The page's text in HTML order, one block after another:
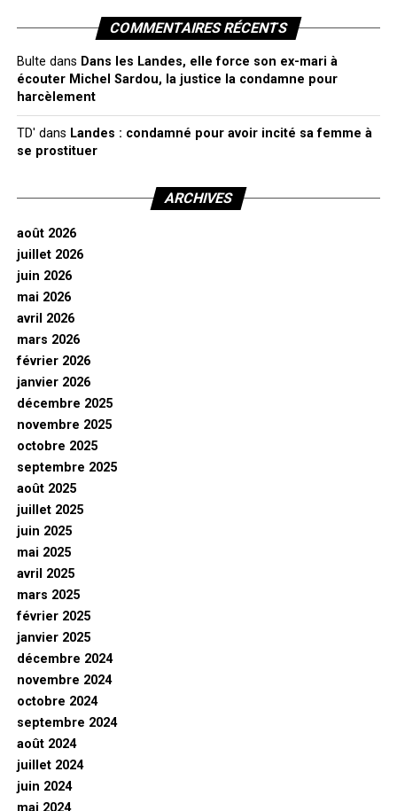
COMMENTAIRES RÉCENTS
Bulte dans Dans les Landes, elle force son ex-mari à
écouter Michel Sardou, la justice la condamne pour
harcèlement
TD' dans Landes : condamné pour avoir incité sa femme à
se prostituer
ARCHIVES
août 2026
juillet 2026
juin 2026
mai 2026
avril 2026
mars 2026
février 2026
janvier 2026
décembre 2025
novembre 2025
octobre 2025
septembre 2025
août 2025
juillet 2025
juin 2025
mai 2025
avril 2025
mars 2025
février 2025
janvier 2025
décembre 2024
novembre 2024
octobre 2024
septembre 2024
août 2024
juillet 2024
juin 2024
mai 2024